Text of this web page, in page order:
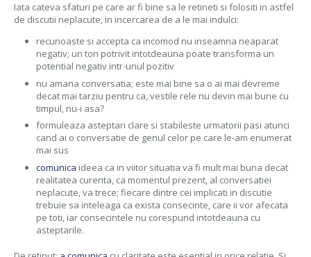
Iata cateva sfaturi pe care ar fi bine sa le retineti si folositi in astfel
de discutii neplacute, in incercarea de a le mai indulci:
recunoaste si accepta ca incomod nu inseamna neaparat
negativ; un ton potrivit intotdeauna poate transforma un
potential negativ intr-unul pozitiv
nu amana conversatia; este mai bine sa o ai mai devreme
decat mai tarziu pentru ca, vestile rele nu devin mai bune cu
timpul, nu-i asa?
formuleaza asteptari clare si stabileste urmatorii pasi atunci
cand ai o conversatie de genul celor pe care le-am enumerat
mai sus
comunica ideea ca in viitor situatia va fi mult mai buna decat
realitatea curenta, ca momentul prezent, al conversatiei
neplacute, va trece; fiecare dintre cei implicati in discutie
trebuie sa inteleaga ca exista consecinte, care ii vor afecata
pe toti, iar consecintele nu corespund intotdeauna cu
asteptarile.